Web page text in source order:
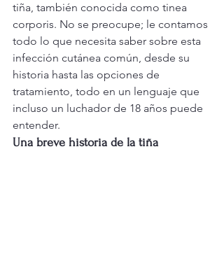
tiña, también conocida como tinea
corporis. No se preocupe; le contamos
todo lo que necesita saber sobre esta
infección cutánea común, desde su
historia hasta las opciones de
tratamiento, todo en un lenguaje que
incluso un luchador de 18 años puede
entender.
Una breve historia de la tiña